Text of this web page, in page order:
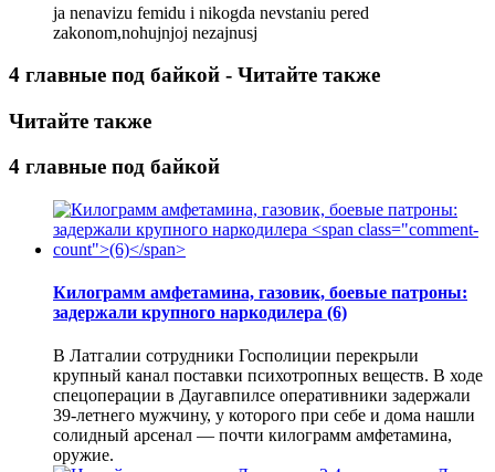
ja nenavizu femidu i nikogda nevstaniu pered
zakonom,nohujnjoj nezajnusj
4 главные под байкой - Читайте также
Читайте также
4 главные под байкой
Килограмм амфетамина, газовик, боевые патроны:
задержали крупного наркодилера (6)
В Латгалии сотрудники Госполиции перекрыли
крупный канал поставки психотропных веществ. В ходе
спецоперации в Даугавпилсе оперативники задержали
39-летнего мужчину, у которого при себе и дома нашли
солидный арсенал — почти килограмм амфетамина,
оружие.